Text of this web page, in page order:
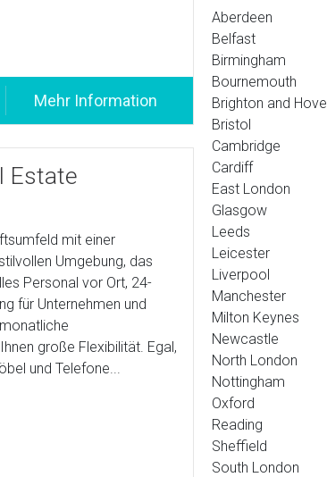
Estate
mit einer
Umgebung, das
Personal vor Ort, 24-
für Unternehmen und
große Flexibilität. Egal,
und Telefone...
Aberdeen
Belfast
Birmingham
Bournemouth
Brighton and Hove
Bristol
Cambridge
Cardiff
East London
Glasgow
Leeds
Leicester
Liverpool
Manchester
Milton Keynes
Newcastle
North London
Nottingham
Oxford
Reading
Sheffield
South London